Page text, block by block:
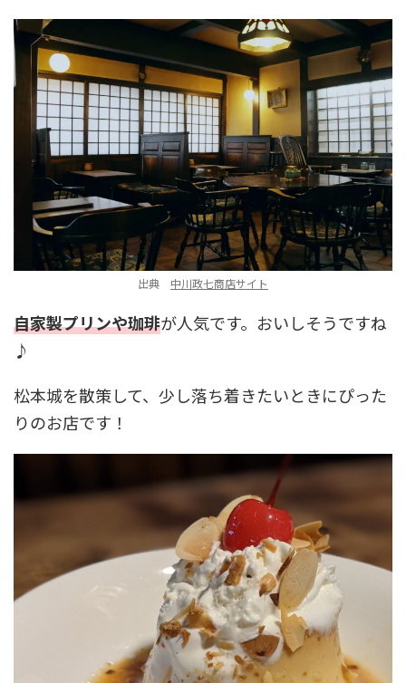
出典 中川政七商店サイト
自家製プリンや珈琲が人気です。おいしそうですね
♪
松本城を散策して、少し落ち着きたいときにぴった
りのお店です！